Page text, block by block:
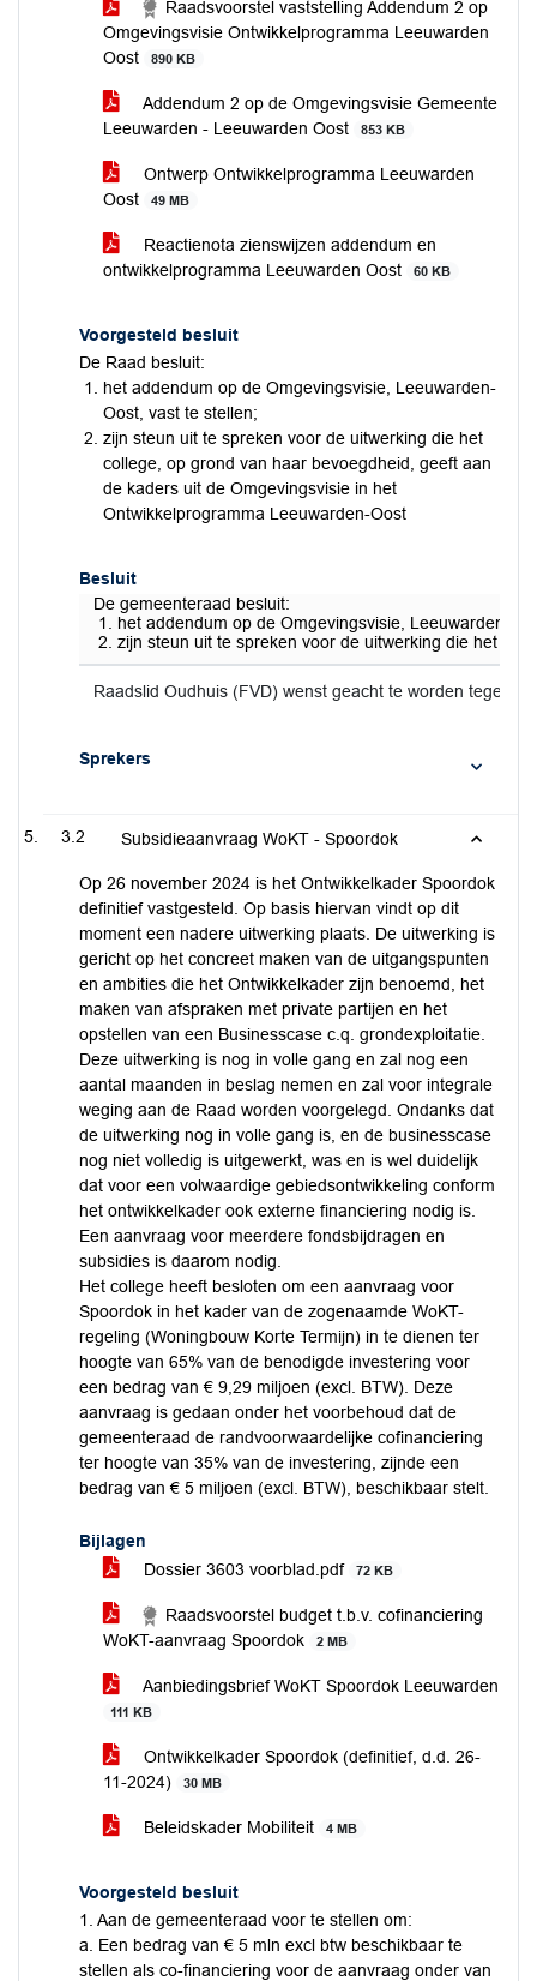
Raadsvoorstel vaststelling Addendum 2 op
Omgevingsvisie Ontwikkelprogramma Leeuwarden
Oost
890 KB
Addendum 2 op de Omgevingsvisie Gemeente
Leeuwarden - Leeuwarden Oost
853 KB
Ontwerp Ontwikkelprogramma Leeuwarden
Oost
49 MB
Reactienota zienswijzen addendum en
ontwikkelprogramma Leeuwarden Oost
60 KB
Voorgesteld besluit
De Raad besluit:
het addendum op de Omgevingsvisie, Leeuwarden-
Oost, vast te stellen;
zijn steun uit te spreken voor de uitwerking die het
college, op grond van haar bevoegdheid, geeft aan
de kaders uit de Omgevingsvisie in het
Ontwikkelprogramma Leeuwarden-Oost
Besluit
De gemeenteraad besluit:
het addendum op de Omgevingsvisie, Leeuwarden-
zijn steun uit te spreken voor de uitwerking die het
Raadslid Oudhuis (FVD) wenst geacht te worden tegen
Sprekers
3.2 Subsidieaanvraag WoKT - Spoordok
Op 26 november 2024 is het Ontwikkelkader Spoordok
definitief vastgesteld. Op basis hiervan vindt op dit
moment een nadere uitwerking plaats. De uitwerking is
gericht op het concreet maken van de uitgangspunten
en ambities die het Ontwikkelkader zijn benoemd, het
maken van afspraken met private partijen en het
opstellen van een Businesscase c.q. grondexploitatie.
Deze uitwerking is nog in volle gang en zal nog een
aantal maanden in beslag nemen en zal voor integrale
weging aan de Raad worden voorgelegd. Ondanks dat
de uitwerking nog in volle gang is, en de businesscase
nog niet volledig is uitgewerkt, was en is wel duidelijk
dat voor een volwaardige gebiedsontwikkeling conform
het ontwikkelkader ook externe financiering nodig is.
Een aanvraag voor meerdere fondsbijdragen en
subsidies is daarom nodig.
Het college heeft besloten om een aanvraag voor
Spoordok in het kader van de zogenaamde WoKT-
regeling (Woningbouw Korte Termijn) in te dienen ter
hoogte van 65% van de benodigde investering voor
een bedrag van € 9,29 miljoen (excl. BTW). Deze
aanvraag is gedaan onder het voorbehoud dat de
gemeenteraad de randvoorwaardelijke cofinanciering
ter hoogte van 35% van de investering, zijnde een
bedrag van € 5 miljoen (excl. BTW), beschikbaar stelt.
Bijlagen
Dossier 3603 voorblad.pdf
72 KB
Raadsvoorstel budget t.b.v. cofinanciering
WoKT-aanvraag Spoordok
2 MB
Aanbiedingsbrief WoKT Spoordok Leeuwarden
111 KB
Ontwikkelkader Spoordok (definitief, d.d. 26-
11-2024)
30 MB
Beleidskader Mobiliteit 4 MB
Voorgesteld besluit
1. Aan de gemeenteraad voor te stellen om:
a. Een bedrag van € 5 mln excl btw beschikbaar te
stellen als co-financiering voor de aanvraag onder van